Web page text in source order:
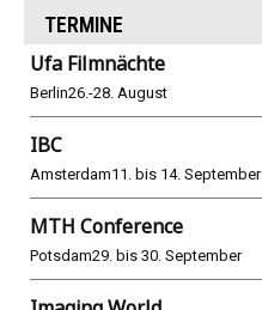
TERMINE
Ufa Filmnächte
Berlin26.-28. August
IBC
Amsterdam11. bis 14. September
MTH Conference
Potsdam29. bis 30. September